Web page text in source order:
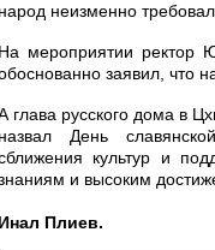
народ неизменно
На мероприятии ректор
заявил, что
глава русского дома в
назвал День
культур и
и высоким
Инал Плиев.